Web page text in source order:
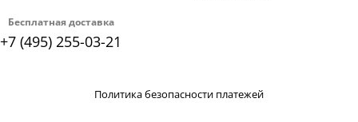
Бесплатная доставка
+7 (495) 255-03-21
Политика безопасности платежей